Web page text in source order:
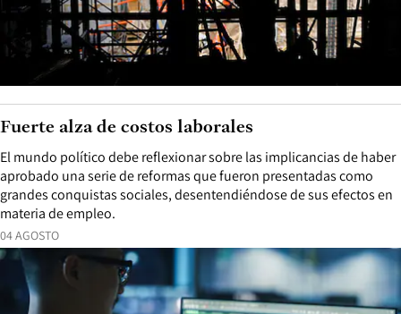
04 AGOSTO
El mundo político debe reflexionar sobre las implicancias de haber
aprobado una serie de reformas que fueron presentadas como
grandes conquistas sociales, desentendiéndose de sus efectos en
materia de empleo.
Fuerte alza de costos laborales